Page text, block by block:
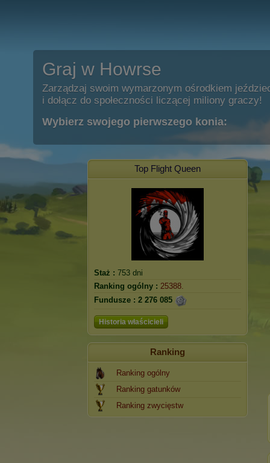
Graj w Howrse
Zarządzaj swoim wymarzonym ośrodkiem
i dołącz do społeczności liczącej miliony graczy!
Wybierz swojego pierwszego konia:
Top Flight Queen
Staż : 753 dni
Ranking ogólny : 25388.
Fundusze : 2 276 085
Historia właścicieli
Ranking
Ranking ogólny
Ranking gatunków
Ranking zwycięstw